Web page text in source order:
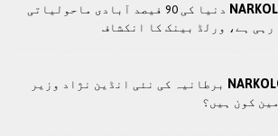
دنیا کی 90 فیصد آبادی ماحولیاتی
رہی ہے، ورلڈ بینک کا انکشاف
برطانیہ کی نئی انڈین نژاد وزیر
کون ہیں؟